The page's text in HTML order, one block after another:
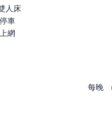
人床
車
網
每晚